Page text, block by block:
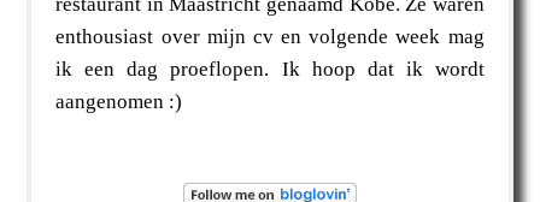
enthousiast over mijn cv en volgende week mag
ik een dag proeflopen. Ik hoop dat ik wordt
aangenomen :)